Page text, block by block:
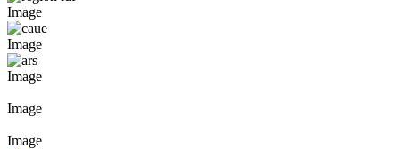
Image
Image
Image
Image
Image